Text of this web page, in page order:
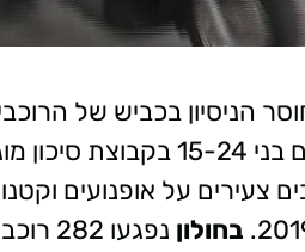
הניסיון בכביש של
קיבלו את רישיון הנהיגה מציב את אותם
דרכים. בשנת 2021 נפגעו 839 רוכבים צעירים על
בחולון
נפגעו